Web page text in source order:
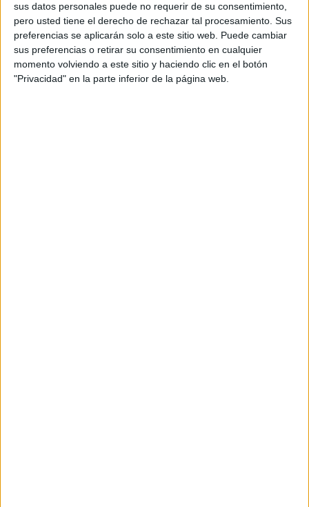
sus datos personales puede no requerir de su consentimiento,
pero usted tiene el derecho de rechazar tal procesamiento. Sus
preferencias se aplicarán solo a este sitio web. Puede cambiar
sus preferencias o retirar su consentimiento en cualquier
momento volviendo a este sitio y haciendo clic en el botón
"Privacidad" en la parte inferior de la página web.
"Representados en dicho congreso, personal de todos los
ámbitos del referido sector entre los que se encuentran la
AEAT, IIPP y AGE, se han celebrado las votaciones a la
candidatura presentada obteniendo el apoyo por
unanimidad de los compromisarios allí presentes", han